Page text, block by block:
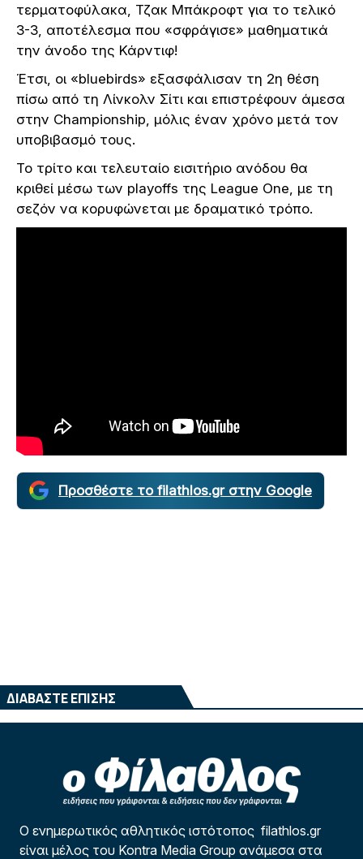
τερματοφύλακα, Τζακ Μπάκροφτ για το τελικό
3-3, αποτέλεσμα που «σφράγισε» μαθηματικά
την άνοδο της Κάρντιφ!
Έτσι, οι «bluebirds» εξασφάλισαν τη 2η θέση
πίσω από τη Λίνκολν Σίτι και επιστρέφουν άμεσα
στην Championship, μόλις έναν χρόνο μετά τον
υποβιβασμό τους.
Το τρίτο και τελευταίο εισιτήριο ανόδου θα
κριθεί μέσω των playoffs της League One, με τη
σεζόν να κορυφώνεται με δραματικό τρόπο.
Προσθέστε το filathlos.gr στην Google
ΔΙΑΒΑΣΤΕ ΕΠΙΣΗΣ
Ο ενημερωτικός αθλητικός ιστότοπος filathlos.gr
είναι μέλος του Kontra Media Group ανάμεσα στα